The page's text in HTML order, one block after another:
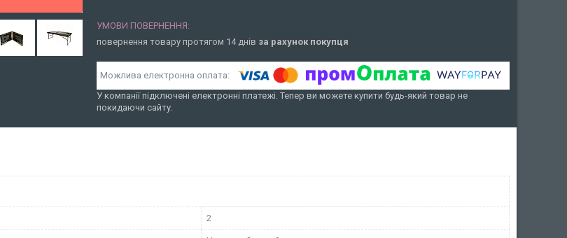
повернення товару протягом 14 днів за рахунок покупця
У компанії підключені електронні платежі. Тепер ви можете купити будь-який товар не
покидаючи сайту.
2